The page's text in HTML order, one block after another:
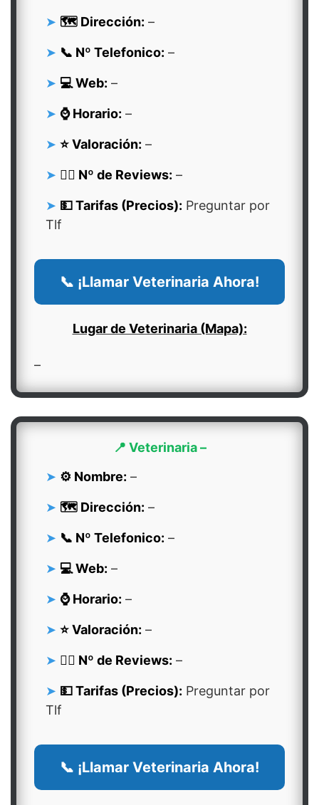
🗺️ Dirección: –
📞 Nº Telefonico: –
💻 Web: –
⌚ Horario: –
⭐ Valoración: –
👍🏻 Nº de Reviews: –
💵 Tarifas (Precios): Preguntar por
Tlf
📞 ¡Llamar Veterinaria Ahora!
Lugar de Veterinaria (Mapa):
–
📍 Veterinaria –
⚙️ Nombre: –
🗺️ Dirección: –
📞 Nº Telefonico: –
💻 Web: –
⌚ Horario: –
⭐ Valoración: –
👍🏻 Nº de Reviews: –
💵 Tarifas (Precios): Preguntar por
Tlf
📞 ¡Llamar Veterinaria Ahora!